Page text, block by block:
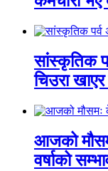
सांस्कृतिक
चिउरा
आजको
वर्षाको